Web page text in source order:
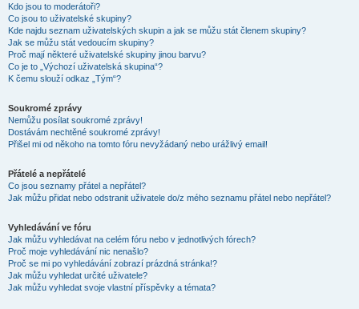
Kdo jsou to moderátoři?
Co jsou to uživatelské skupiny?
Kde najdu seznam uživatelských skupin a jak se můžu stát členem skupiny?
Jak se můžu stát vedoucím skupiny?
Proč mají některé uživatelské skupiny jinou barvu?
Co je to „Výchozí uživatelská skupina“?
K čemu slouží odkaz „Tým“?
Soukromé zprávy
Nemůžu posílat soukromé zprávy!
Dostávám nechtěné soukromé zprávy!
Přišel mi od někoho na tomto fóru nevyžádaný nebo urážlivý email!
Přátelé a nepřátelé
Co jsou seznamy přátel a nepřátel?
Jak můžu přidat nebo odstranit uživatele do/z mého seznamu přátel nebo nepřátel?
Vyhledávání ve fóru
Jak můžu vyhledávat na celém fóru nebo v jednotlivých fórech?
Proč moje vyhledávání nic nenašlo?
Proč se mi po vyhledávání zobrazí prázdná stránka!?
Jak můžu vyhledat určité uživatele?
Jak můžu vyhledat svoje vlastní příspěvky a témata?